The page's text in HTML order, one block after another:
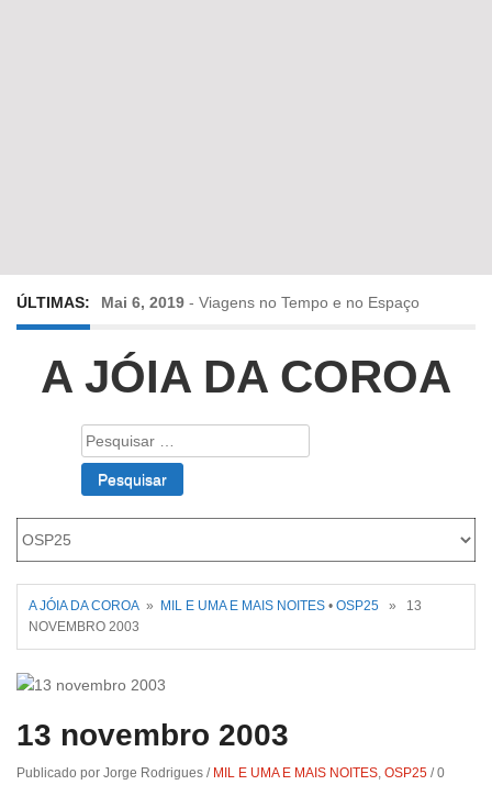
ÚLTIMAS: Mai 6, 2019 - Viagens no Tempo e no Espaço
Abr 24, 2019 -Diz-me a verdade a mentir
Fev 22, 2019
Roriz
A JÓIA DA COROA
Pesquisar
por:
A JÓIA DA COROA » MIL E UMA E MAIS NOITES • OSP25 » 13
NOVEMBRO 2003
13 novembro 2003
Publicado por Jorge Rodrigues / MIL E UMA E MAIS NOITES, OSP25 /0